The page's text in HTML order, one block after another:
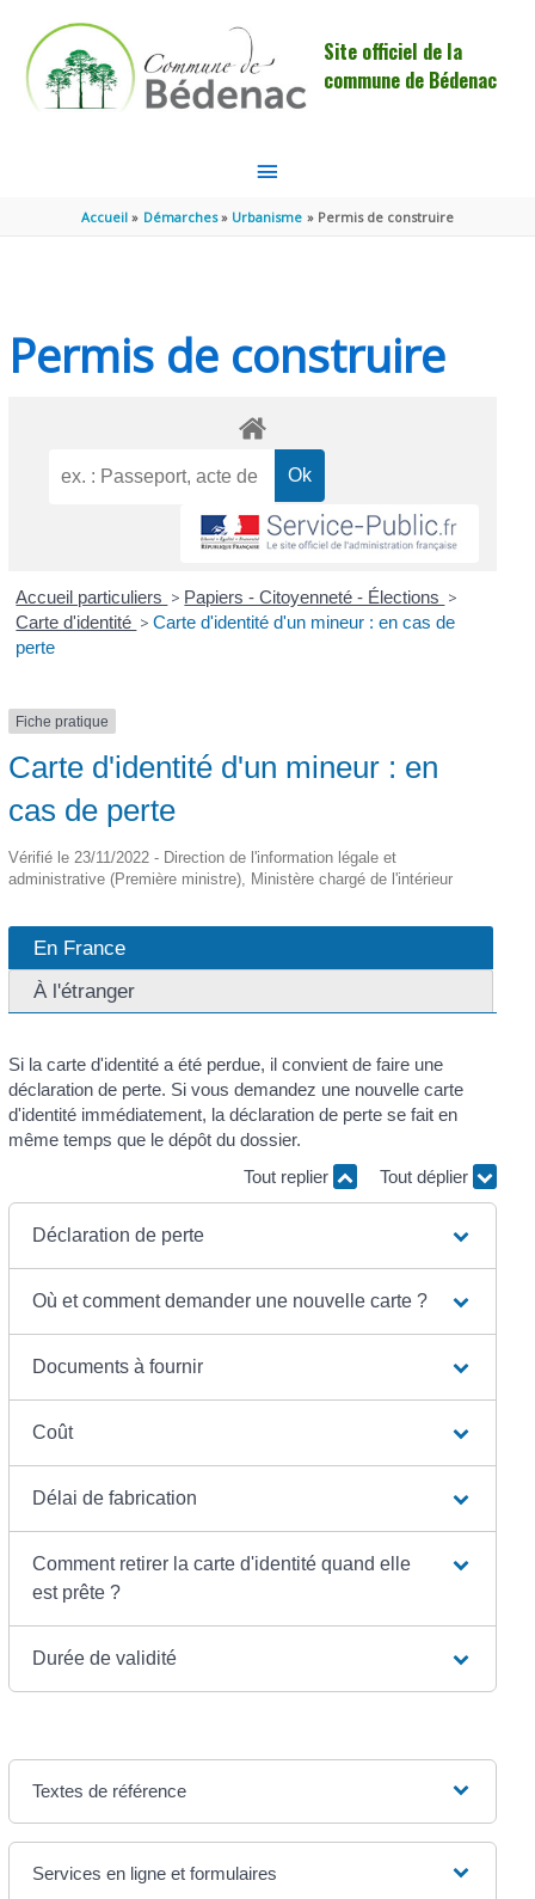
Site officiel de la
commune de Bédenac
MENU
PRINCIPAL
Accueil Démarches Urbanisme Permis de construire
Permis de construire
Accueil particuliers > Papiers - Citoyenneté - Élections >
Carte d'identité > Carte d'identité d'un mineur : en cas de
perte
Fiche pratique
Carte d'identité d'un mineur : en
cas de perte
Vérifié le 23/11/2022 - Direction de l'information légale et
administrative (Première ministre), Ministère chargé de l'intérieur
En France
À l'étranger
Si la carte d'identité a été perdue, il convient de faire une
déclaration de perte. Si vous demandez une nouvelle carte
d'identité immédiatement, la déclaration de perte se fait en
même temps que le dépôt du dossier.
Tout replier
Tout déplier
Déclaration de perte
Où et comment demander une nouvelle carte ?
Documents à fournir
Coût
Délai de fabrication
Comment retirer la carte d'identité quand elle
est prête ?
Durée de validité
Textes de référence
Services en ligne et formulaires